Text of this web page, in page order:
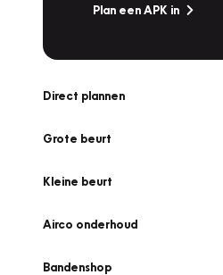
Plan een APK in
Direct plannen
Grote beurt
Kleine beurt
Airco onderhoud
Bandenshop